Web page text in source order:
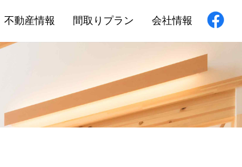
不動産情報 間取りプラン 会社情報